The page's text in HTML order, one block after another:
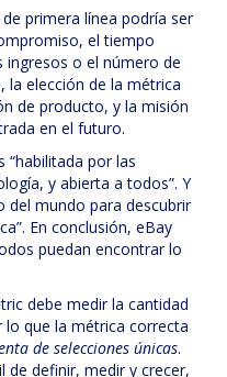
primera línea podría ser
el tiempo
ingresos o el número de
la elección de la métrica
de producto, y la misión
en el futuro.
“habilitada por las
y abierta a todos”. Y
del mundo para descubrir
En conclusión, eBay
puedan encontrar lo
debe medir la cantidad
que la métrica correcta
de selecciones únicas.
de definir, medir y crecer,